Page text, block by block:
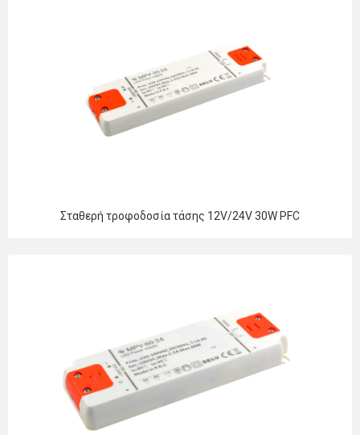
Σταθερή τροφοδοσία τάσης 12V/24V 30W PFC